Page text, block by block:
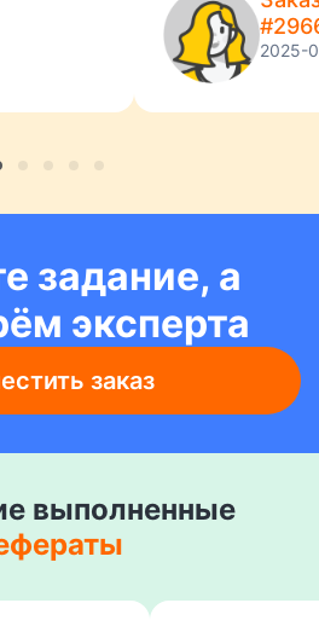
оценила
высшим
2025-
задание, а
эксперта
заказ
выполненные